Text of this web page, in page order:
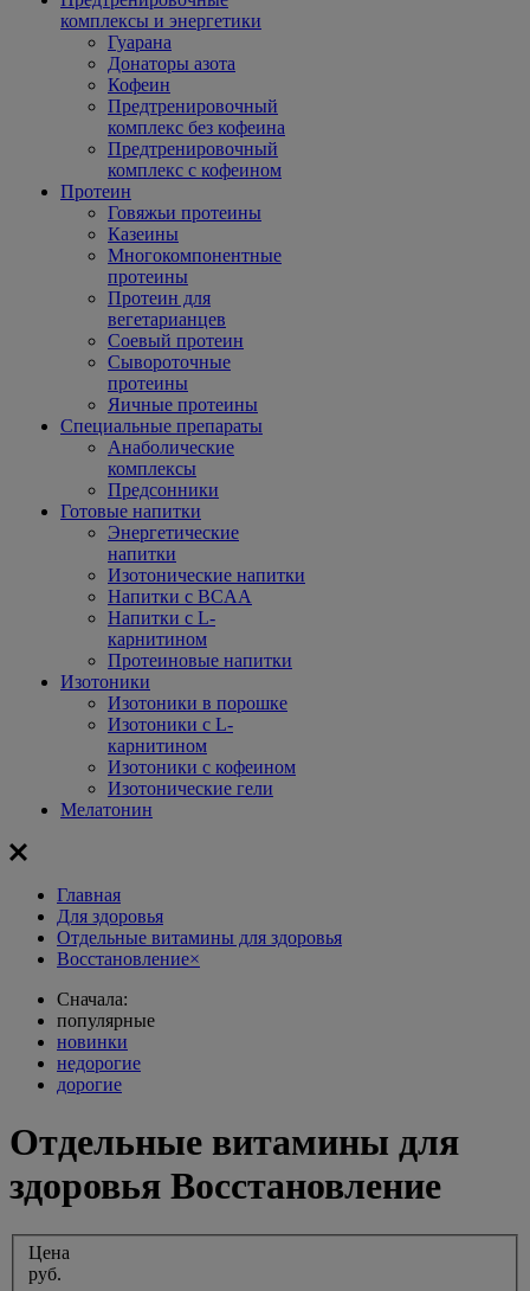
комплексы и энергетики
Гуарана
Донаторы азота
Кофеин
Предтренировочный
комплекс без кофеина
Предтренировочный
комплекс с кофеином
Протеин
Говяжьи протеины
Казеины
Многокомпонентные
протеины
Протеин для
вегетарианцев
Соевый протеин
Сывороточные
протеины
Яичные протеины
Специальные препараты
Анаболические
комплексы
Предсонники
Готовые напитки
Энергетические
напитки
Изотонические напитки
Напитки с BCAA
Напитки с L-
карнитином
Протеиновые напитки
Изотоники
Изотоники в порошке
Изотоники с L-
карнитином
Изотоники с кофеином
Изотонические гели
Мелатонин
Главная
Для здоровья
Отдельные витамины для здоровья
Восстановление×
Сначала:
популярные
новинки
недорогие
дорогие
Отдельные витамины для
здоровья Восстановление
Цена
руб.